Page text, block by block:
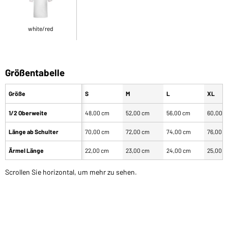
white/red
Größentabelle
Größe
1/2 Oberweite
Länge ab Schulter
Ärmel Länge
S M L XL
48,00 cm 52,00 cm 56,00 cm 60,00
70,00 cm 72,00 cm 74,00 cm 76,00
22,00 cm 23,00 cm 24,00 cm 25,00
Scrollen Sie horizontal, um mehr zu sehen.